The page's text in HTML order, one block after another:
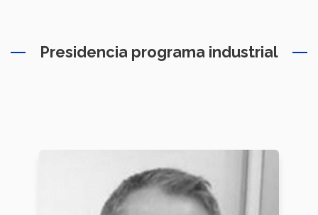
Presidencia programa industrial